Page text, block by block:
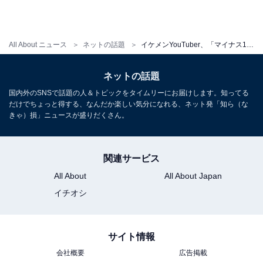
All About ニュース ネットの話題
ネットの話題
国内外のSNSで話題の人＆トピックをタイムリーにお届けします。知ってる
だけでちょっと得する、なんだか楽しい気分になれる、ネット発「知ら（な
きゃ）損」ニュースが盛りだくさん。
関連サービス
All About
All About Japan
イチオシ
サイト情報
会社概要
広告掲載